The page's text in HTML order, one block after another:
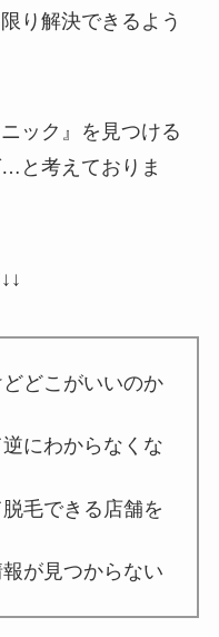
り解決できるよう
ック』を見つける
と考えておりま
どこがいいのか
にわからなくな
毛できる店舗を
が見つからない